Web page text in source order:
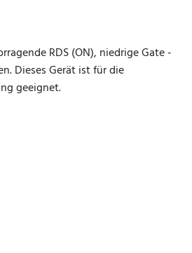
RDS (ON), niedrige Gate -
Dieses Gerät ist für die
geeignet.